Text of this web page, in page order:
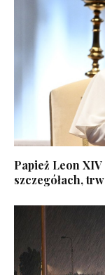
Papież Leon
szczegółach,